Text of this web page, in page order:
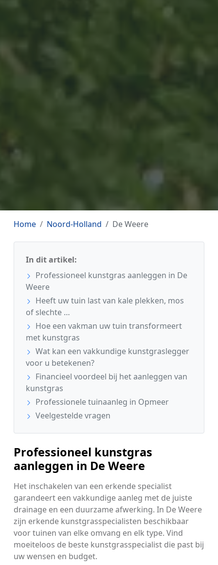
Home Noord-Holland De Weere
In dit artikel:
Professioneel kunstgras aanleggen in De
Weere
Heeft uw tuin last van kale plekken, mos
of slechte …
Hoe een vakman uw tuin transformeert
met kunstgras
Wat kan een vakkundige kunstgraslegger
voor u betekenen?
Financieel voordeel bij het aanleggen van
kunstgras
Professionele tuinaanleg in Opmeer
Veelgestelde vragen
Professioneel kunstgras
aanleggen in De Weere
Het inschakelen van een erkende specialist
garandeert een vakkundige aanleg met de juiste
drainage en een duurzame afwerking. In De Weere
zijn erkende kunstgrasspecialisten beschikbaar
voor tuinen van elke omvang en elk type. Vind
moeiteloos de beste kunstgrasspecialist die past bij
uw wensen en budget.